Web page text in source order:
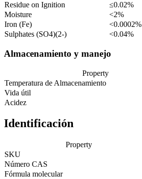
Residue on Ignition
≤0.02%
Moisture
<2%
Iron (Fe)
<0.0002%
Sulphates (SO4)(2-)
<0.04%
Almacenamiento y manejo
Property
Temperatura de Almacenamiento
Vida útil
Acidez
Identificación
Property
SKU
Número CAS
Fórmula molecular